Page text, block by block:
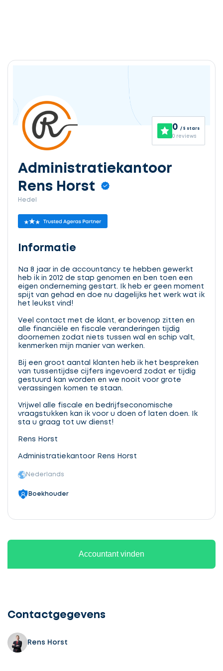
0 / 5 stars
0 reviews
Administratiekantoor
Rens Horst
Hedel
Informatie
Na 8 jaar in de accountancy te hebben gewerkt
heb ik in 2012 de stap genomen en ben toen een
eigen onderneming gestart. Ik heb er geen moment
spijt van gehad en doe nu dagelijks het werk wat ik
het leukst vind!
Veel contact met de klant, er bovenop zitten en
alle financiële en fiscale veranderingen tijdig
doornemen zodat niets tussen wal en schip valt,
kenmerken mijn manier van werken.
Bij een groot aantal klanten heb ik het bespreken
van tussentijdse cijfers ingevoerd zodat er tijdig
gestuurd kan worden en we nooit voor grote
verassingen komen te staan.
Vrijwel alle fiscale en bedrijfseconomische
vraagstukken kan ik voor u doen of laten doen. Ik
sta u graag tot uw dienst!
Rens Horst
Administratiekantoor Rens Horst
Nederlands
Boekhouder
Accountant vinden
Contactgegevens
Rens Horst
3